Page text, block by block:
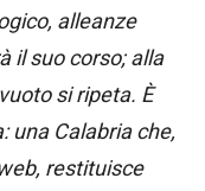
alleanze
il suo corso; alla
si ripeta. È
una Calabria che,
restituisce